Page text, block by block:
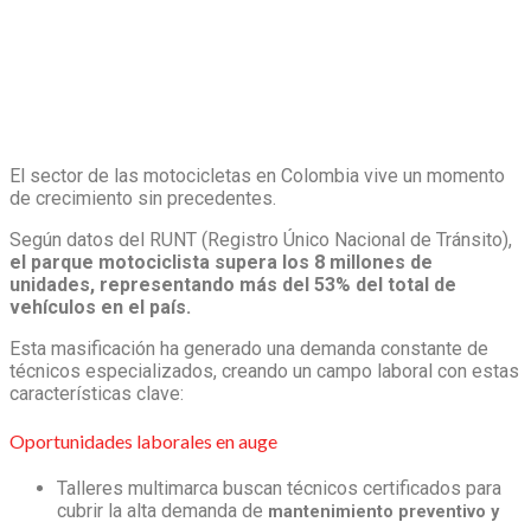
El sector de las motocicletas en Colombia vive un momento
de crecimiento sin precedentes.
Según datos del RUNT (Registro Único Nacional de Tránsito),
el parque motociclista supera los 8 millones de
unidades, representando más del 53% del total de
vehículos en el país.
Esta masificación ha generado una demanda constante de
técnicos especializados, creando un campo laboral con estas
características clave:
Oportunidades laborales en auge
Talleres multimarca buscan técnicos certificados para
cubrir la alta demanda de mantenimiento preventivo y